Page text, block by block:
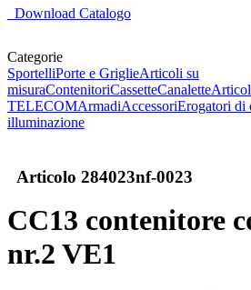
Download Catalogo
Categorie
SportelliPorte e GriglieArticoli su
misuraContenitoriCassetteCanalette
TELECOMArmadiAccessoriErogatori di
illuminazione
Articolo 284023nf-0023
CC13 contenitore
nr.2 VE1